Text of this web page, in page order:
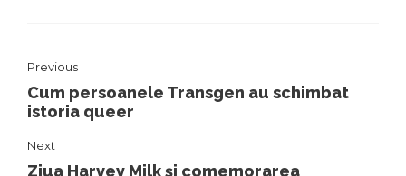
Previous
Cum persoanele Transgen au schimbat
istoria queer
Next
Ziua Harvey Milk și comemorarea